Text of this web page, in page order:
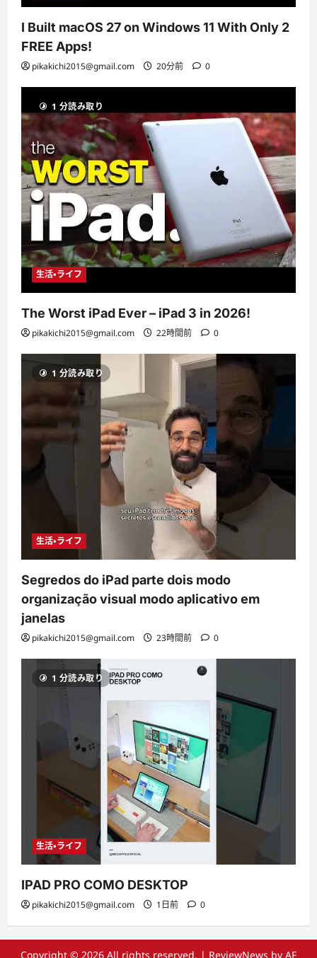
I Built macOS 27 on Windows 11 With Only 2
FREE Apps!
pikakichi2015@gmail.com 20分前 0
1 分読み取り
生活・ライフ
The Worst iPad Ever – iPad 3 in 2026!
pikakichi2015@gmail.com 22時間前 0
1 分読み取り
生活・ライフ
Segredos do iPad parte dois modo
organização visual modo aplicativo em
janelas
pikakichi2015@gmail.com 23時間前 0
1 分読み取り
生活・ライフ
IPAD PRO COMO DESKTOP
pikakichi2015@gmail.com 1日前 0
Copyright © 2026 All rights reserved. | ReviewNews by AF